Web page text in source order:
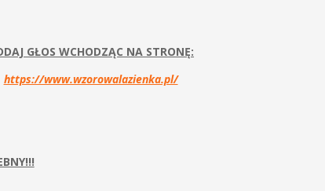
GŁOS WCHODZĄC NA STRONĘ:
https://www.wzorowalazienka.pl/